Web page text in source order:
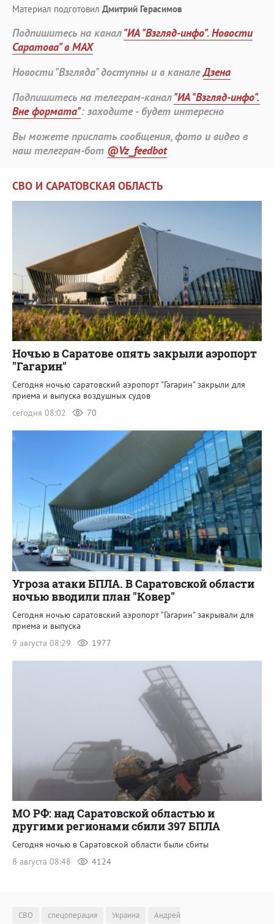
Материал подготовил Дмитрий Герасимов
Подпишитесь на канал"ИА "Взгляд-инфо". Новости
Саратова" в MAX
Новости "Взгляда" доступны и в каналеДзена
Подпишитесь на телеграм-канал"ИА "Взгляд-инфо".
Вне формата": заходите - будет интересно
Вы можете прислать сообщения, фото и видео в
наш телеграм-бот @Vz_feedbot
СВО И САРАТОВСКАЯ ОБЛАСТЬ
Ночью в Саратове опять закрыли аэропорт
"Гагарин"
Сегодня ночью саратовский аэропорт "Гагарин" закрыли для
приема и выпуска воздушных судов
сегодня 08:02
70
Угроза атаки БПЛА. В Саратовской области
ночью вводили план "Ковер"
Сегодня ночью саратовский аэропорт "Гагарин" закрывали для
приема и выпуска
9 августа 08:29
1977
МО РФ: над Саратовской областью и
другими регионами сбили 397 БПЛА
Сегодня ночью в Саратовской области были сбиты
8 августа 08:48
4124
СВО спецоперация Украина Андрей